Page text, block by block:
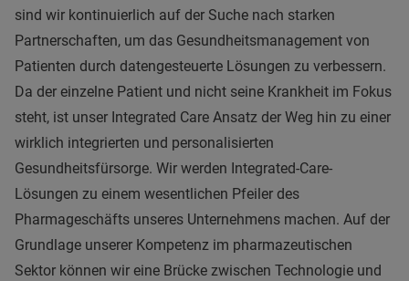
sind wir kontinuierlich auf der Suche nach starken
Partnerschaften, um das Gesundheitsmanagement von
Patienten durch datengesteuerte Lösungen zu verbessern.
Da der einzelne Patient und nicht seine Krankheit im Fokus
steht, ist unser Integrated Care Ansatz der Weg hin zu einer
wirklich integrierten und personalisierten
Gesundheitsfürsorge. Wir werden Integrated-Care-
Lösungen zu einem wesentlichen Pfeiler des
Pharmageschäfts unseres Unternehmens machen. Auf der
Grundlage unserer Kompetenz im pharmazeutischen
Sektor können wir eine Brücke zwischen Technologie und